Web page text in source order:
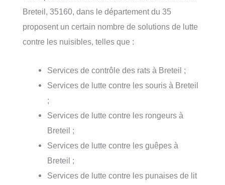
Breteil, 35160, dans le département du 35
proposent un certain nombre de solutions de lutte
contre les nuisibles, telles que :
Services de contrôle des rats à Breteil ;
Services de lutte contre les souris à Breteil
;
Services de lutte contre les rongeurs à
Breteil ;
Services de lutte contre les guêpes à
Breteil ;
Services de lutte contre les punaises de lit